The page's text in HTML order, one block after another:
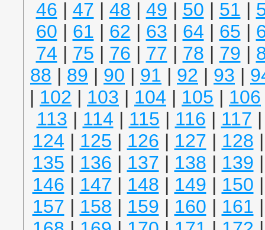
46 | 47 | 48 | 49 | 50 | 51 |
60 | 61 | 62 | 63 | 64 | 65 |
74 | 75 | 76 | 77 | 78 | 79 |
88 | 89 | 90 | 91 | 92 | 93 |
| 102 | 103 | 104 | 105 | 106
113 | 114 | 115 | 116 | 117
124 | 125 | 126 | 127 | 128
135 | 136 | 137 | 138 | 139
146 | 147 | 148 | 149 | 150
157 | 158 | 159 | 160 | 161